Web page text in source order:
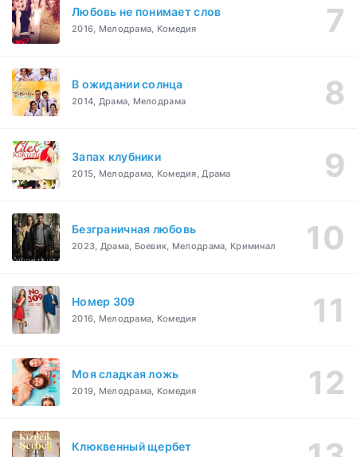
Любовь не понимает слов
2016, Мелодрама, Комедия
В ожидании солнца
2014, Драма, Мелодрама
Запах клубники
2015, Мелодрама, Комедия, Драма
Безграничная любовь
2023, Драма, Боевик, Мелодрама, Криминал
Номер 309
2016, Мелодрама, Комедия
Моя сладкая ложь
2019, Мелодрама, Комедия
Клюквенный щербет